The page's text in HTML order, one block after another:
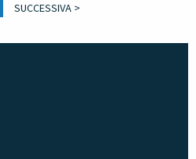
SUCCESSIVA >